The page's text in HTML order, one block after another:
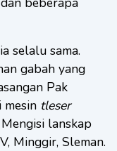
selalu sama.
gabah yang
Pak
mesin tleser
lanskap
Minggir, Sleman.